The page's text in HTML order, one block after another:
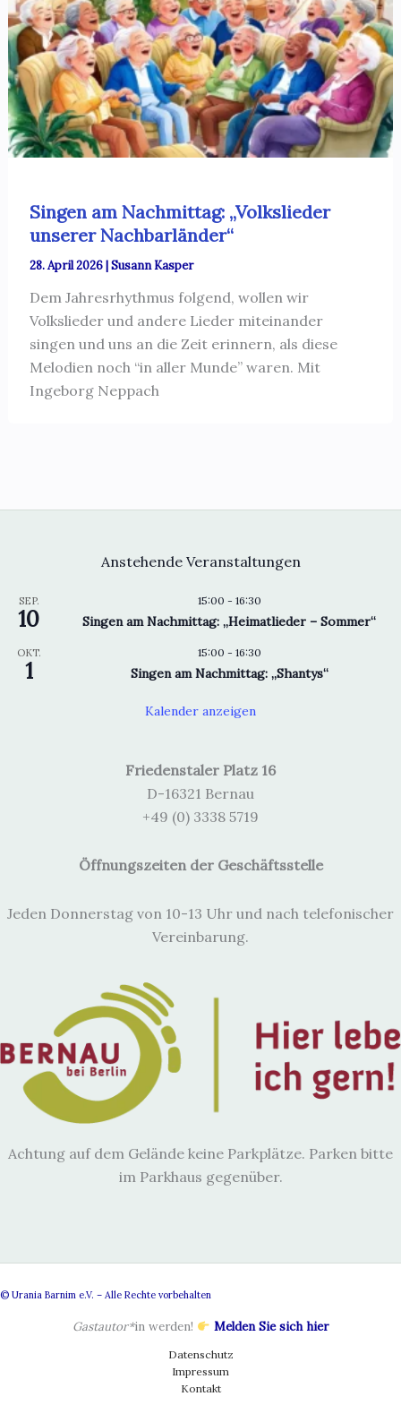
Singen am Nachmittag: „Volkslieder
unserer Nachbarländer“
28. April 2026|Susann Kasper
Dem Jahresrhythmus folgend, wollen wir
Volkslieder und andere Lieder miteinander
singen und uns an die Zeit erinnern, als diese
Melodien noch “in aller Munde” waren. Mit
Ingeborg Neppach
Anstehende Veranstaltungen
SEP.
10
15:00 - 16:30
Singen am Nachmittag: „Heimatlieder – Sommer“
OKT.
1
15:00 - 16:30
Singen am Nachmittag: „Shantys“
Kalender anzeigen
Friedenstaler Platz 16
D-16321 Bernau
+49 (0) 3338 5719
Öffnungszeiten der Geschäftsstelle
Jeden Donnerstag von 10-13 Uhr und nach telefonischer
Vereinbarung.
Achtung auf dem Gelände keine Parkplätze. Parken bitte
im Parkhaus gegenüber.
© Urania Barnim e.V. – Alle Rechte vorbehalten
Gastautor*in werden! Melden Sie sich hier
Datenschutz
Impressum
Kontakt